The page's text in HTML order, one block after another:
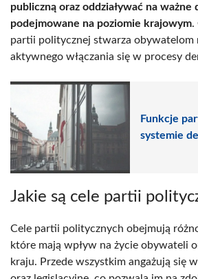
publiczną oraz oddziaływać na ważne
podejmowane na poziomie krajowym.
partii politycznej stwarza obywatelom
aktywnego włączania się w procesy
Funkcje
systemie
Jakie są cele partii
Cele partii politycznych obejmują
które mają wpływ na życie obywateli
kraju. Przede wszystkim angażują się